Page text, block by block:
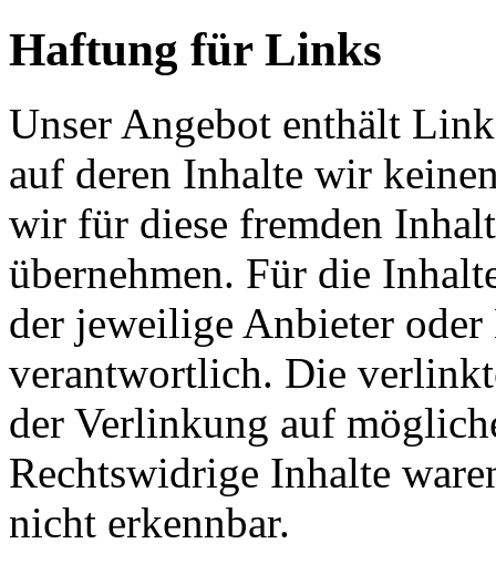
Haftung für Links
Unser Angebot enthält
auf deren Inhalte wir
wir für diese fremden
übernehmen. Für die
der jeweilige Anbieter oder
verantwortlich. Die
der Verlinkung auf
Rechtswidrige Inhalte
nicht erkennbar.